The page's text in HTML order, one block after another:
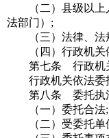
（二）县级以上人
法部门） ;
（三）法律、法
（四）行政机关依
第七条 行政机关
行政机关依法委托
第八条 委托执法
（一）委托合法;
（二）受委托单位